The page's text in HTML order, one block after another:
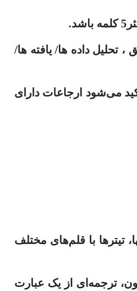
تحلیل داده ها/ یافته ها/
می‌شود ارجاعات دارای
با قلم‌های مختلف
ترجمه‌ای از یک عبارت